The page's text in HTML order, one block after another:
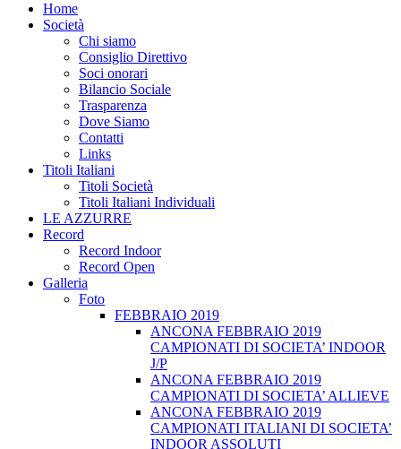
Home
Società
Chi siamo
Consiglio Direttivo
Soci onorari
Bilancio Sociale
Trasparenza
Dove Siamo
Contatti
Links
Titoli Italiani
Titoli Società
Titoli Italiani Individuali
LE AZZURRE
Record
Record Indoor
Record Open
Galleria
Foto
FEBBRAIO 2019
ANCONA FEBBRAIO 2019
CAMPIONATI DI SOCIETA’ INDOOR
J/P
ANCONA FEBBRAIO 2019
CAMPIONATI DI SOCIETA’ ALLIEVE
ANCONA FEBBRAIO 2019
CAMPIONATI ITALIANI DI SOCIETA’
INDOOR ASSOLUTI